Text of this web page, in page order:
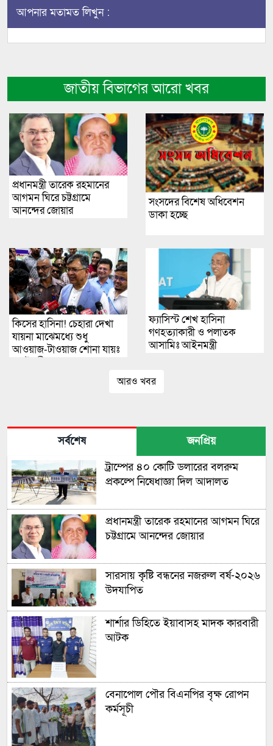
আপনার মতামত লিখুন :
জাতীয় বিভাগের আরো খবর
প্রধানমন্ত্রী তারেক রহমানের
আগমন ঘিরে চট্টগ্রামে
আনন্দের জোয়ার
সংসদের বিশেষ অধিবেশন
ডাকা হচ্ছে
কিসের হাসিনা! চেহারা দেখা
যায়না মাঝেমধ্যে শুধু
আওয়াজ-টাওয়াজ শোনা যায়ঃ
ফ্যাসিস্ট শেখ হাসিনা
গণহত্যাকারী ও পলাতক
আসামিঃ আইনমন্ত্রী
আরও খবর
সর্বশেষ জনপ্রিয়
ট্রাম্পের ৪০ কোটি ডলারের বলরুম
প্রকল্পে নিষেধাজ্ঞা দিল আদালত
প্রধানমন্ত্রী তারেক রহমানের আগমন ঘিরে
চট্টগ্রামে আনন্দের জোয়ার
সারসায় কৃষ্টি বন্ধনের নজরুল বর্ষ-২০২৬
উদযাপিত
শার্শার ডিহিতে ইয়াবাসহ মাদক কারবারী
আটক
বেনাপোল পৌর বিএনপির বৃক্ষ রোপন
কর্মসূচী